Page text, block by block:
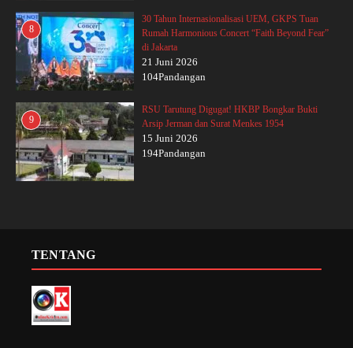
8
30 Tahun Internasionalisasi UEM, GKPS Tuan
Rumah Harmonious Concert “Faith Beyond Fear”
di Jakarta
21 Juni 2026
104Pandangan
9
RSU Tarutung Digugat! HKBP Bongkar Bukti
Arsip Jerman dan Surat Menkes 1954
15 Juni 2026
194Pandangan
TENTANG